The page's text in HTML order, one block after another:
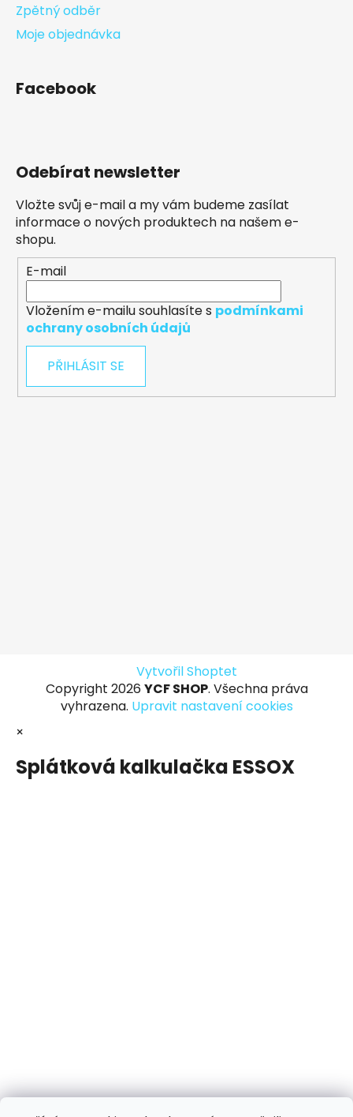
Zpětný odběr
Moje objednávka
Facebook
Odebírat newsletter
Vložte svůj e-mail a my vám budeme zasílat
informace o nových produktech na našem e-
shopu.
E-mail
Vložením e-mailu souhlasíte s podmínkami
ochrany osobních údajů
PŘIHLÁSIT SE
Vytvořil Shoptet
Copyright 2026 YCF SHOP. Všechna práva
vyhrazena. Upravit nastavení cookies
×
Splátková kalkulačka ESSOX